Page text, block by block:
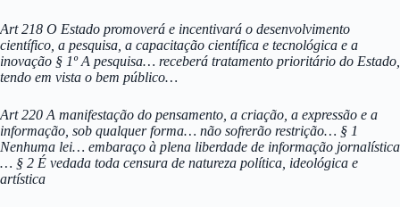
Art 218 O Estado promoverá e incentivará o desenvolvimento
científico, a pesquisa, a capacitação científica e tecnológica e a
inovação § 1º A pesquisa… receberá tratamento prioritário do Estado,
tendo em vista o bem público…
Art 220 A manifestação do pensamento, a criação, a expressão e a
informação, sob qualquer forma… não sofrerão restrição… § 1
Nenhuma lei… embaraço à plena liberdade de informação jornalística
… § 2 É vedada toda censura de natureza política, ideológica e
artística